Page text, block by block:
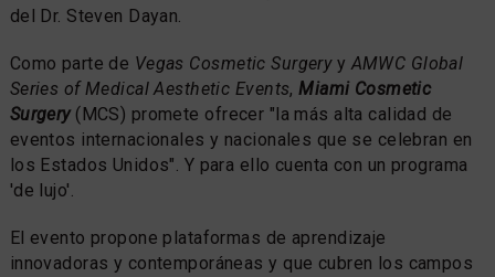
del Dr. Steven Dayan.
Como parte de Vegas Cosmetic SurgeryyAMWC Global
Series of Medical Aesthetic Events,Miami Cosmetic
Surgery(MCS) promete ofrecer "la más alta calidad de
eventos internacionales y nacionales que se celebran en
los Estados Unidos". Y para ello cuenta con un programa
'de lujo'.
El evento propone plataformas de aprendizaje
innovadoras y contemporáneas y que cubren los campos